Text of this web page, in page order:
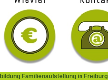
Familienaufstellung in Freiburg